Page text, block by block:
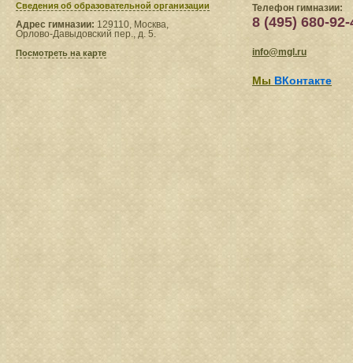
Сведения​ об образовательной организации
Адрес гимназии: 129110, Москва,
Орлово-Давыдовский пер., д. 5.
Посмотреть на карте
Телефон гимназии:
8 (495) 680-92-
info@mgl.ru
Мы ВКонтакте